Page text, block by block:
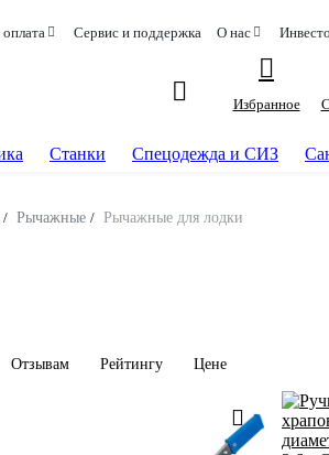
Сервис и поддержка О нас
Избранное
Станки Спецодежда и СИЗ
/ Рычажные / Рычажные для лодки
Отзывам Рейтингу Цене